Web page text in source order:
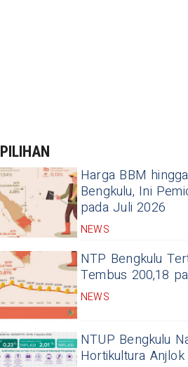
PILIHAN
Harga BBM
Bengkulu, Ini
pada Juli 2026
NEWS
NTP Bengkulu
Tembus 200,18
NEWS
NTUP Bengkulu
Hortikultura